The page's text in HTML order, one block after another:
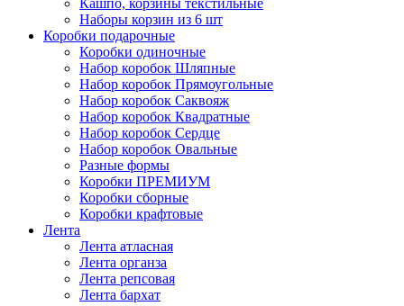
Кашпо, корзины текстильные
Наборы корзин из 6 шт
Коробки подарочные
Коробки одиночные
Набор коробок Шляпные
Набор коробок Прямоугольные
Набор коробок Саквояж
Набор коробок Квадратные
Набор коробок Сердце
Набор коробок Овальные
Разные формы
Коробки ПРЕМИУМ
Коробки сборные
Коробки крафтовые
Лента
Лента атласная
Лента органза
Лента репсовая
Лента бархат